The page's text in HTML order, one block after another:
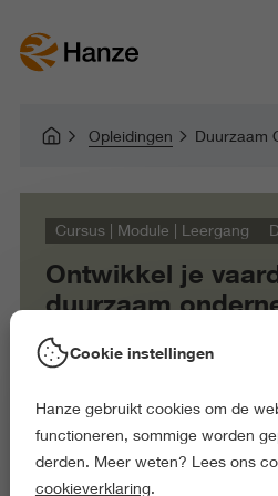
Opleidingen Duurzaam
Ontwikkel je
duurzaam
ontwerpen voor
veerkrachtige
Cursus | Module | Leergang
Kom de sfeer proeven
Cookie instellingen
Hanze gebruikt cookies om de
functioneren, sommige worden
derden. Meer weten? Lees ons
cookieverklaring.